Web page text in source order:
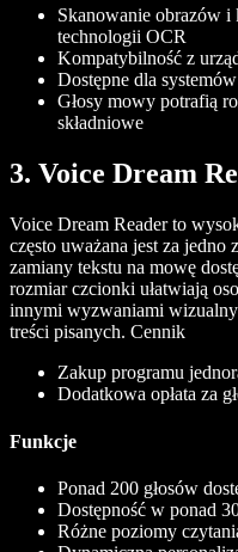
Skanowanie obrazów i
technologii OCR
Kompatybilność z
Dostępne dla
Głosy mowy potrafią
składniowe
3. Voice Dream
Voice Dream Reader to
często uważana jest za jedno
zamiany tekstu na mowę
rozmiar czcionki ułatwiają
innymi wyzwaniami
treści pisanych. Cennik
Zakup programu
Dodatkowa opłata za
Funkcje
Ponad 200 głosów
Dostępność w ponad
Różne poziomy